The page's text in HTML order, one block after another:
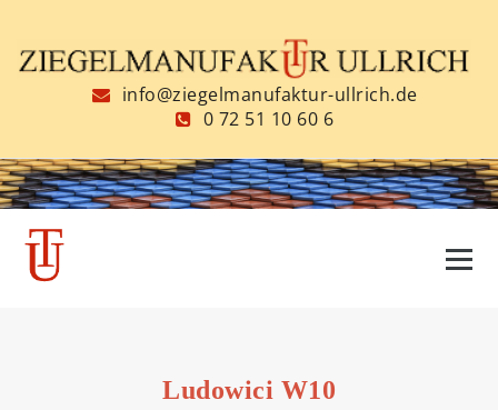
springen
info@ziegelmanufaktur-ullrich.de
0 72 51 10 60 6
Ludowici W10